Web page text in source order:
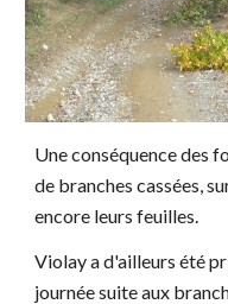
Une conséquence des
de branches cassées,
encore leurs feuilles.
Violay a d'ailleurs été
journée suite aux